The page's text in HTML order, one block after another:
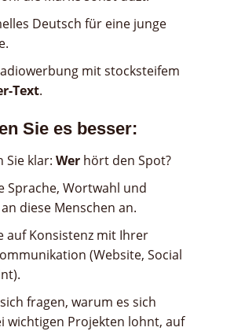
Deutsch für eine junge
mit stocksteifem
Text.
Sie es besser:
Sie klar: Wer hört den Spot?
Sprache, Wortwahl und
diese Menschen an.
auf Konsistenz mit Ihrer
(Website, Social
fragen, warum es sich
wichtigen Projekten lohnt, auf